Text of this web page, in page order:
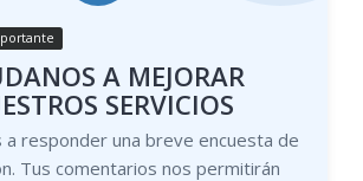
A MEJORAR
SERVICIOS
a responder una breve encuesta de
Tus comentarios nos permitirán